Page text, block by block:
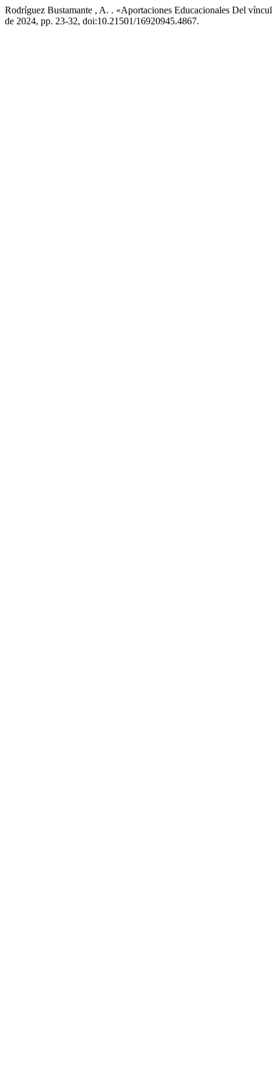
Rodríguez Bustamante , A. . «Aportaciones Educacionales Del
de 2024, pp. 23-32, doi:10.21501/16920945.4867.